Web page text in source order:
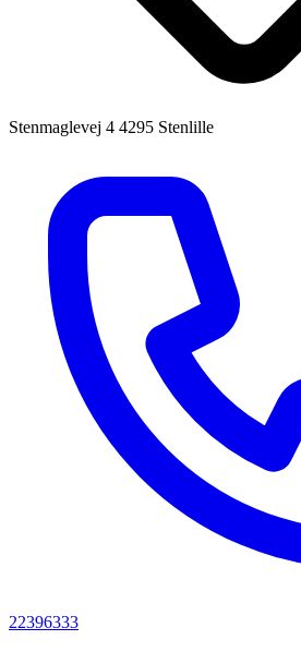
Stenmaglevej 4 4295 Stenlille
22396333